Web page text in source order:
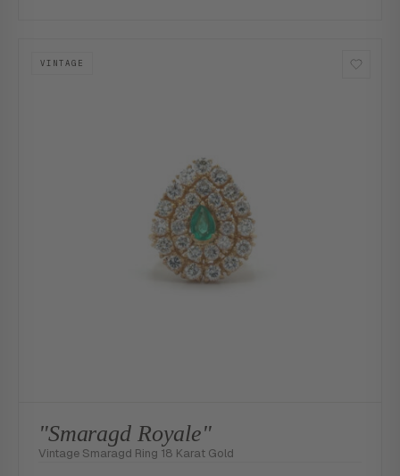
VINTAGE
"Smaragd Royale"
Vintage Smaragd Ring 18 Karat Gold